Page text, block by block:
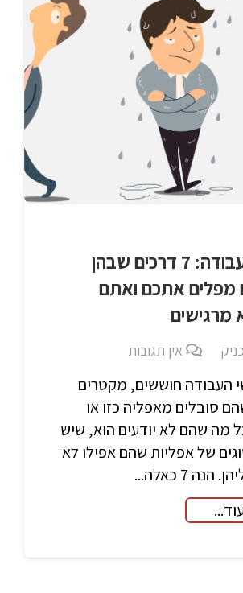
ראיונות עבודה: 7 דרכים שבהן
מפלים אתכם ואתם
מרגישים
אין תגובות
העבודה חוששים, מקטרים
סובלים מאפליה כזו או
מה שהם לא יודעים הוא, שיש
של אפליות שהם אפילו לא
7 כאלה...